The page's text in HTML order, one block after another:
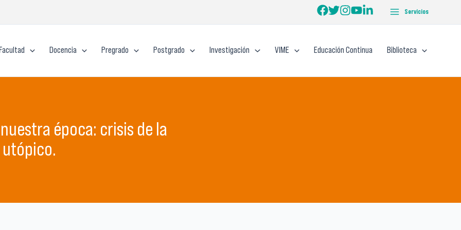
Servicios
Docencia Pregrado Postgrado Investigación VIME Educación Continua Biblioteca
época: crisis de la